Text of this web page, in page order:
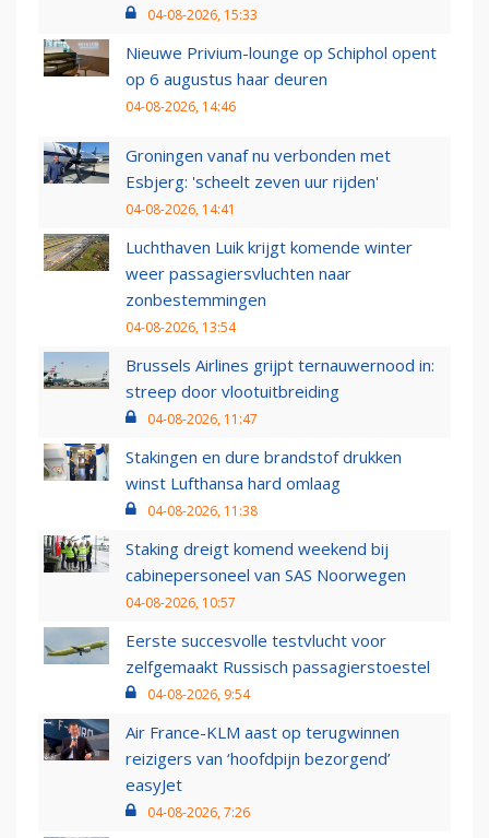
04-08-2026, 15:33
Nieuwe Privium-lounge op Schiphol opent
op 6 augustus haar deuren
04-08-2026, 14:46
Groningen vanaf nu verbonden met
Esbjerg: 'scheelt zeven uur rijden'
04-08-2026, 14:41
Luchthaven Luik krijgt komende winter
weer passagiersvluchten naar
zonbestemmingen
04-08-2026, 13:54
Brussels Airlines grijpt ternauwernood in:
streep door vlootuitbreiding
04-08-2026, 11:47
Stakingen en dure brandstof drukken
winst Lufthansa hard omlaag
04-08-2026, 11:38
Staking dreigt komend weekend bij
cabinepersoneel van SAS Noorwegen
04-08-2026, 10:57
Eerste succesvolle testvlucht voor
zelfgemaakt Russisch passagierstoestel
04-08-2026, 9:54
Air France-KLM aast op terugwinnen
reizigers van ‘hoofdpijn bezorgend’
easyJet
04-08-2026, 7:26